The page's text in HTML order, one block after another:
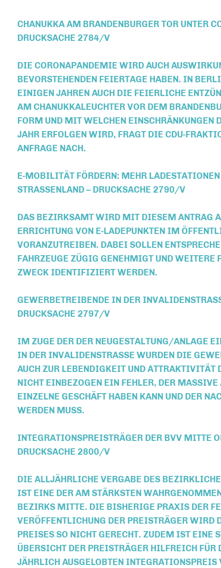
CHANUKKA AM BRANDENBURGER TOR UNTER
DRUCKSACHE 2784/V
DIE CORONAPANDEMIE WIRD AUCH
BEVORSTEHENDEN FEIERTAGE HABEN. IN
EINIGEN JAHREN AUCH DIE FEIERLICHE
AM CHANUKKALEUCHTER VOR DEM
FORM UND MIT WELCHEN
JAHR ERFOLGEN WIRD, FRAGT DIE CDU-
NFRAGE NACH.
E-MOBILITÄT FÖRDERN: MEHR
STRASSENLAND – DRUCKSACHE 2790/V
DAS BEZIRKSAMT WIRD MIT DIESEM ANTRAG
ERRICHTUNG VON E-LADEPUNKTEN IM
ORANZUTREIBEN. DABEI SOLLEN
AHRZEUGE ZÜGIG GENEHMIGT UND WEITERE
WECK IDENTIFIZIERT WERDEN.
GEWERBETREIBENDE IN DER
RUCKSACHE 2797/V
IM ZUGE DER DER NEUGESTALTUNG/ANLAGE
IN DER INVALIDENSTRASSE WURDEN DIE
UCH ZUR LEBENDIGKEIT UND ATTRAKTIVITÄT
ICHT EINBEZOGEN EIN FEHLER, DER MASSIVE
INZELNE GESCHÄFT HABEN KANN UND DER
ERDEN MUSS.
INTEGRATIONSPREISTRÄGER DER BVV MITTE
DRUCKSACHE 2800/V
DIE ALLJÄHRLICHE VERGABE DES
IST EINE DER AM STÄRKSTEN
BEZIRKS MITTE. DIE BISHERIGE PRAXIS DER
VERÖFFENTLICHUNG DER PREISTRÄGER WIRD
PREISES SO NICHT GERECHT. ZUDEM IST EINE
ÜBERSICHT DER PREISTRÄGER HILFREICH
JÄHRLICH AUSGELOBTEN